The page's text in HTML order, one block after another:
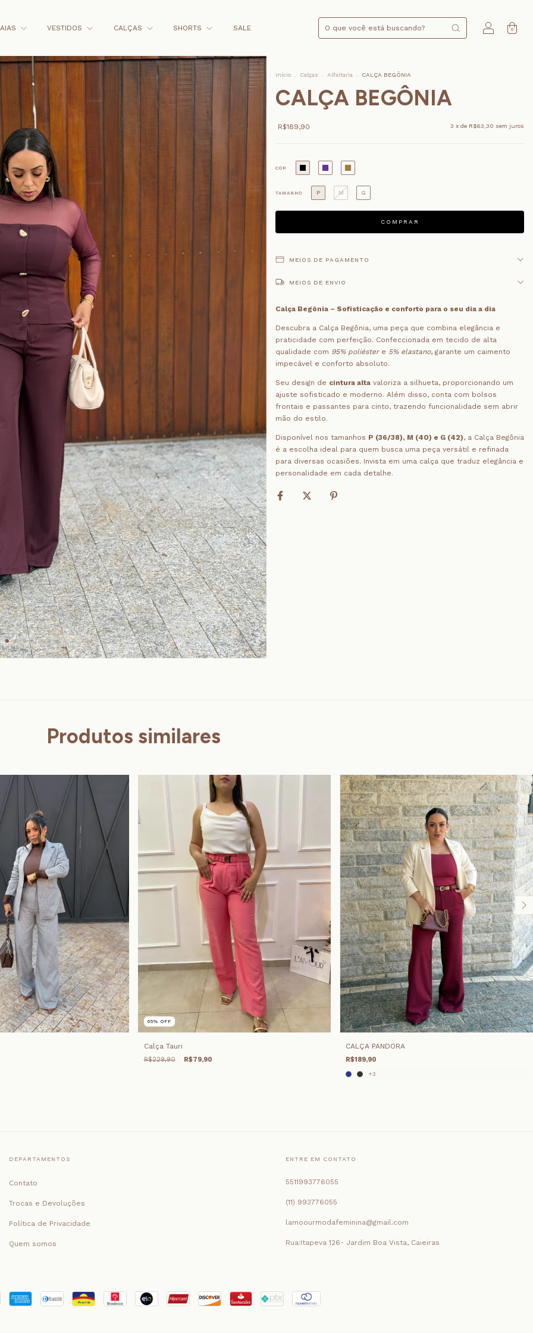
VESTIDOS CALÇAS SHORTS SALE 0
Início Calças Alfaitaria CALÇA BEGÔNIA
CALÇA BEGÔNIA
R$189,90 3 x de R$63,30 sem juros
COR
TAMANHO P M G
MEIOS DE PAGAMENTO
MEIOS DE ENVIO
Calça Begônia – Sofisticação e conforto para o seu dia a dia
Descubra a Calça Begônia, uma peça que combina elegância e
praticidade com perfeição. Confeccionada em tecido de alta
qualidade com 95% poliéstere 5% elastano, garante um caimento
impecável e conforto absoluto.
Seu design de cintura alta valoriza a silhueta, proporcionando um
ajuste sofisticado e moderno. Além disso, conta com bolsos
frontais e passantes para cinto, trazendo funcionalidade sem abrir
mão do estilo.
Disponível nos tamanhos P (36/38), M (40) e G (42), a Calça Begônia
é a escolha ideal para quem busca uma peça versátil e refinada
para diversas ocasiões. Invista em uma calça que traduz elegância e
personalidade em cada detalhe.
Produtos similares
65% OFF
Calça Tauri
R$229,90 R$79,90
CALÇA PANDORA
R$189,90
+3
DEPARTAMENTOS
Contato
Trocas e Devoluções
Política de Privacidade
Quem somos
ENTRE EM CONTATO
5511993776055
(11) 993776055
lamoourmodafeminina@gmail.com
Rua:Itapeva 126- Jardim Boa Vista, Caieiras